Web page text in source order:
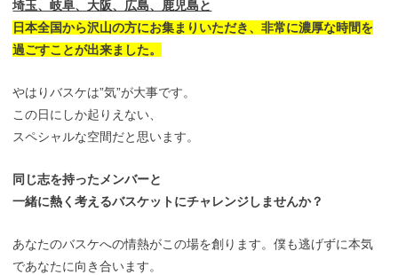
埼玉、岐阜、大阪、広島、鹿児島と
日本全国から沢山の方にお集まりいただき、非常に濃厚な時間を
過ごすことが出来ました。
やはりバスケは”気”が大事です。
この日にしか起りえない、
スペシャルな空間だと思います。
同じ志を持ったメンバーと
一緒に熱く考えるバスケットにチャレンジしませんか？
あなたのバスケへの情熱がこの場を創ります。僕も逃げずに本気
であなたに向き合います。